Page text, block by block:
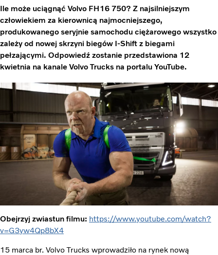
Ile może uciągnąć Volvo FH16 750? Z najsilniejszym
człowiekiem za kierownicą najmocniejszego,
produkowanego seryjnie samochodu ciężarowego wszystko
zależy od nowej skrzyni biegów I-Shift z biegami
pełzającymi. Odpowiedź zostanie przedstawiona 12
kwietnia na kanale Volvo Trucks na portalu YouTube.
Obejrzyj zwiastun filmu: https://www.youtube.com/watch?
v=G3yw4Qp8bX4
15 marca br. Volvo Trucks wprowadziło na rynek nową